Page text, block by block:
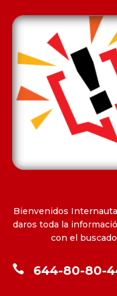
Bienvenidos
daros toda la
con el
 644-80-80-